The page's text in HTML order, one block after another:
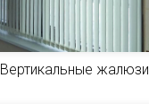
Вертикальные жалюзи